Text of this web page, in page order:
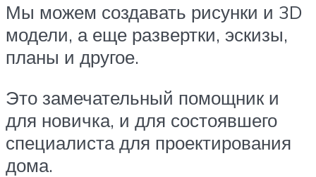
Мы можем создавать рисунки и 3D
модели, а еще развертки, эскизы,
планы и другое.
Это замечательный помощник и
для новичка, и для состоявшего
специалиста для проектирования
дома.